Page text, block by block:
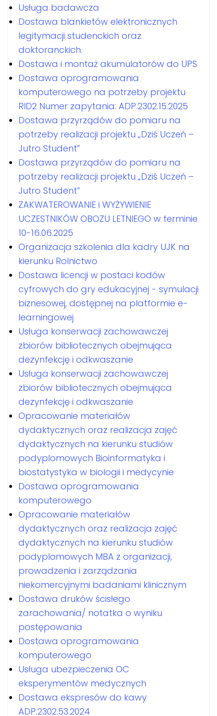
Usługa badawcza
Dostawa blankietów elektronicznych
legitymacji studenckich oraz
doktoranckich.
Dostawa i montaż akumulatorów do UPS
Dostawa oprogramowania
komputerowego na potrzeby projektu
RID2 Numer zapytania: ADP.2302.15.2025
Dostawa przyrządów do pomiaru na
potrzeby realizacji projektu „Dziś Uczeń –
Jutro Student”
Dostawa przyrządów do pomiaru na
potrzeby realizacji projektu „Dziś Uczeń –
Jutro Student”
ZAKWATEROWANIE i WYŻYWIENIE
UCZESTNIKÓW OBOZU LETNIEGO w terminie
10-16.06.2025
Organizacja szkolenia dla kadry UJK na
kierunku Rolnictwo
Dostawa licencji w postaci kodów
cyfrowych do gry edukacyjnej - symulacji
biznesowej, dostępnej na platformie e-
learningowej
Usługa konserwacji zachowawczej
zbiorów bibliotecznych obejmująca
dezynfekcję i odkwaszanie
Usługa konserwacji zachowawczej
zbiorów bibliotecznych obejmująca
dezynfekcję i odkwaszanie
Opracowanie materiałów
dydaktycznych oraz realizacja zajęć
dydaktycznych na kierunku studiów
podyplomowych Bioinformatyka i
biostatystyka w biologii i medycynie
Dostawa oprogramowania
komputerowego
Opracowanie materiałów
dydaktycznych oraz realizacja zajęć
dydaktycznych na kierunku studiów
podyplomowych MBA z organizacji,
prowadzenia i zarządzania
niekomercyjnymi badaniami klinicznym
Dostawa druków ścisłego
zarachowania/ notatka o wyniku
postępowania
Dostawa oprogramowania
komputerowego
Usługa ubezpieczenia OC
eksperymentów medycznych
Dostawa ekspresów do kawy
ADP.2302.53.2024